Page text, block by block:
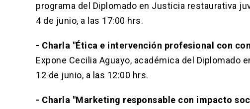
programa del Diplomado en Justicia restaurativa
4 de junio, a las 17:00 hrs.
- Charla "Ética e intervención profesional con
Expone Cecilia Aguayo, académica del Diplomado
12 de junio, a las 12:00 hrs.
- Charla "Marketing responsable con impacto